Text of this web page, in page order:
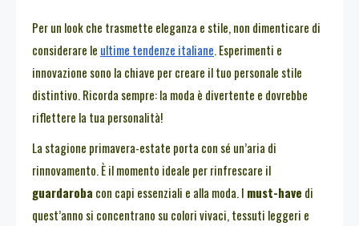
Per un look che trasmette eleganza e stile, non dimenticare di
considerare le ultime tendenze italiane. Esperimenti e
innovazione sono la chiave per creare il tuo personale stile
distintivo. Ricorda sempre: la moda è divertente e dovrebbe
riflettere la tua personalità!
La stagione primavera-estate porta con sé un’aria di
rinnovamento. È il momento ideale per rinfrescare il
guardaroba con capi essenziali e alla moda. I must-have di
quest’anno si concentrano su colori vivaci, tessuti leggeri e